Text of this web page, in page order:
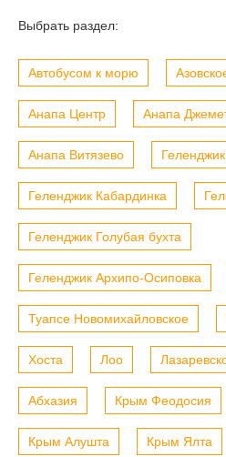
Выбрать раздел:
Автобусом к морю
Анапа Центр Анапа
Анапа Витязево Геленджик
Геленджик Кабардинка
Геленджик Голубая бухта
Геленджик Архипо-Осиповка
Туапсе Новомихайловское
Хоста Лоо
Абхазия Крым Феодосия
Крым Алушта Крым Ялта